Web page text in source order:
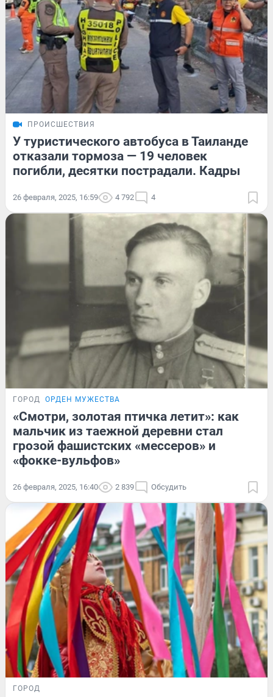
ПРОИСШЕСТВИЯ
У туристического автобуса в Таиланде
отказали тормоза — 19 человек
погибли, десятки пострадали. Кадры
26 февраля, 2025, 16:59 4 792 4
ГОРОД ОРДЕН МУЖЕСТВА
«Смотри, золотая птичка летит»: как
мальчик из таежной деревни стал
грозой фашистских «мессеров» и
«фокке-вульфов»
26 февраля, 2025, 16:40 2 839 Обсудить
ГОРОД